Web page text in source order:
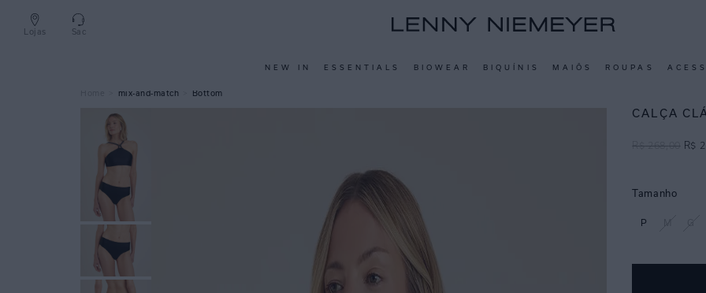
Lojas Sac
NEW IN ESSENTIALS BIOWEAR BIQUÍNIS MAIÔS ROUPAS
mix-and-match Bottom
CALÇA
R$ 268,00 R$
Tamanho
P